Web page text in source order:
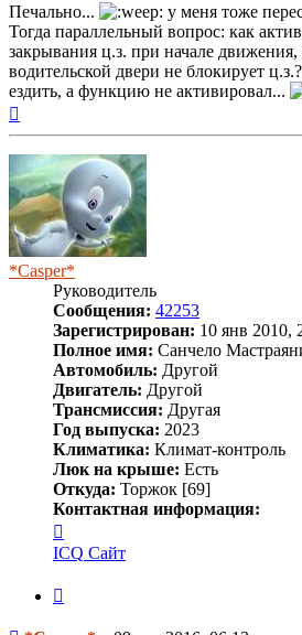
Печально...
у меня тоже
Тогда параллельный вопрос: как
закрывания ц.з. при начале движения,
водительской двери не блокирует
ездить, а функцию не активировал...
*Casper*
Руководитель
Сообщения: 42253
Зарегистрирован: 10 янв 2010,
Полное имя: Санчело
Автомобиль: Другой
Двигатель: Другой
Трансмиссия: Другая
Год выпуска: 2023
Климатика: Климат-контроль
Люк на крыше: Есть
Откуда: Торжок [69]
Контактная информация:
информация
пользователя
ICQ Сайт